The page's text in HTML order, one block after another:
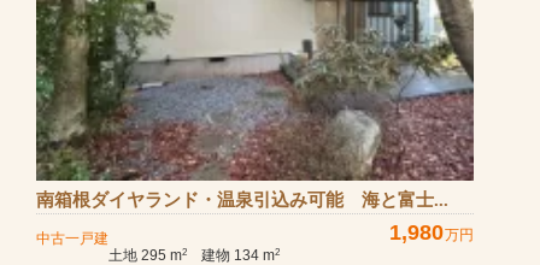
南箱根ダイヤランド・温泉引込み可能 海と富士...
中古一戸建 1,980万円
土地 295 m2 建物 134 m2